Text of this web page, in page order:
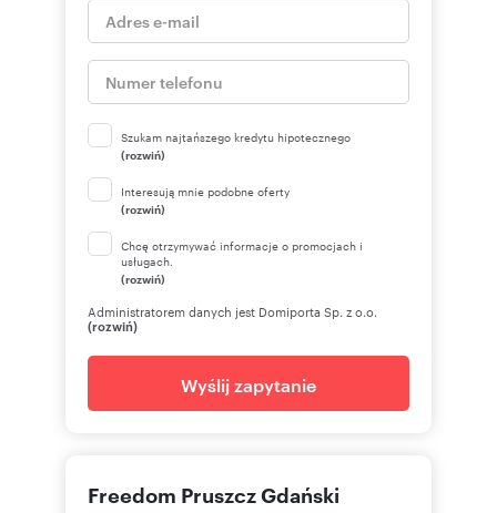
Szukam najtańszego kredytu hipotecznego
(rozwiń)
Interesują mnie podobne oferty
(rozwiń)
Chcę otrzymywać informacje o promocjach i
usługach.
(rozwiń)
Administratorem danych jest Domiporta Sp. z o.o.
(rozwiń)
Wyślij zapytanie
Freedom Pruszcz Gdański